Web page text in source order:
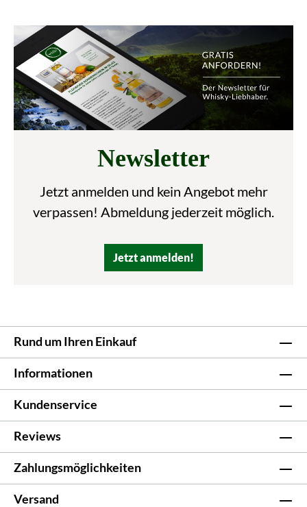
Newsletter
Jetzt anmelden und kein Angebot mehr
verpassen! Abmeldung jederzeit möglich.
Jetzt anmelden!
Rund um Ihren Einkauf
Informationen
Kundenservice
Reviews
Zahlungsmöglichkeiten
Versand